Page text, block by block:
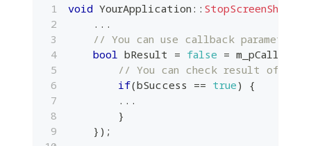
void YourApplication :: StopScreenShare
. . .
// You can use callback parameter
bool bResult = false = m_pCall
// You can check result of
if(bSuccess == true)
{
. . .
}
} ) ;